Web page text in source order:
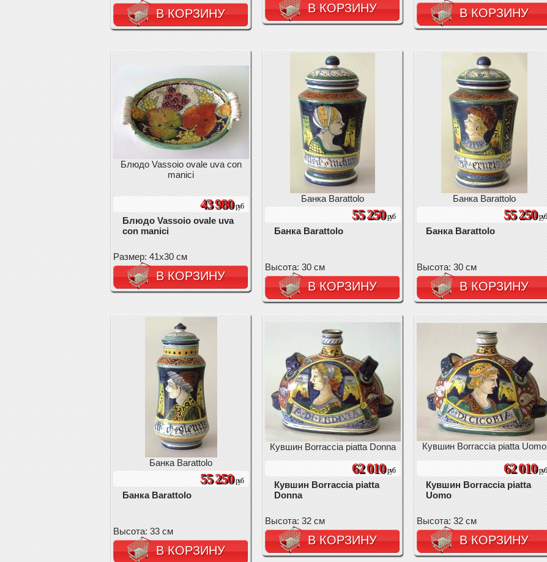
В КОРЗИНУ В КОРЗИНУ В КОРЗИНУ
Блюдо Vassoio ovale uva con
manici
43 980руб
Блюдо Vassoio ovale uva
con manici
Размер: 41x30 см
В КОРЗИНУ
Банка Barattolo
55 250руб
Банка Barattolo
Высота: 30 см
В КОРЗИНУ
Банка Barattolo
55 250руб
Банка Barattolo
Высота: 30 см
В КОРЗИНУ
Банка Barattolo
55 250руб
Банка Barattolo
Высота: 33 см
В КОРЗИНУ
Кувшин Borraccia piatta Donna
62 010руб
Кувшин Borraccia piatta
Donna
Высота: 32 см
В КОРЗИНУ
Кувшин Borraccia piatta Uomo
62 010руб
Кувшин Borraccia piatta
Uomo
Высота: 32 см
В КОРЗИНУ